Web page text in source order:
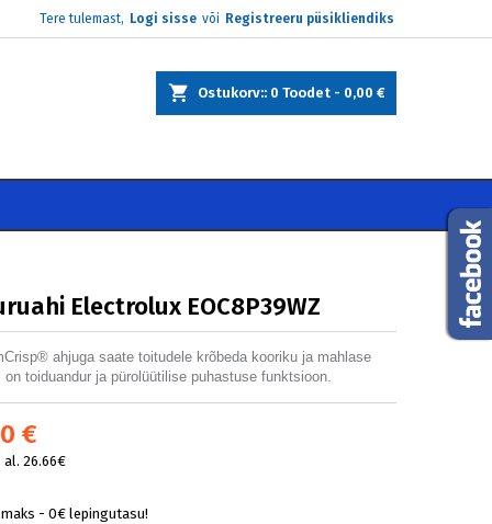
Tere tulemast, Logi sisse või Registreeru püsikliendiks
Ostukorv: 0 Toodet - 0,00 €
Electrolux EOC8P39WZ
ahjuga saate toitudele krõbeda kooriku ja mahlase
on toiduandur ja pürolüütilise puhastuse funktsioon.
€
al. 26.66€
- 0€ lepingutasu!